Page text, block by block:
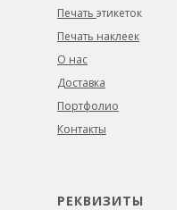
РЕКВИЗИТЫ
Печать наклеек
О нас
Доставка
Портфолио
Контакты
Печать этикеток